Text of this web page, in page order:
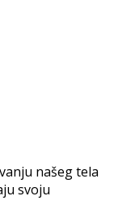
našeg tela
svoju